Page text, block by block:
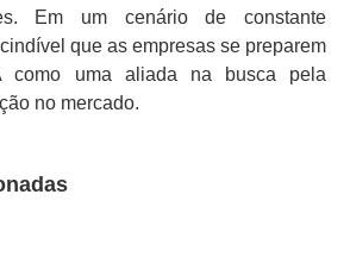
Em um cenário de constante
que as empresas se preparem
como uma aliada na busca pela
no mercado.